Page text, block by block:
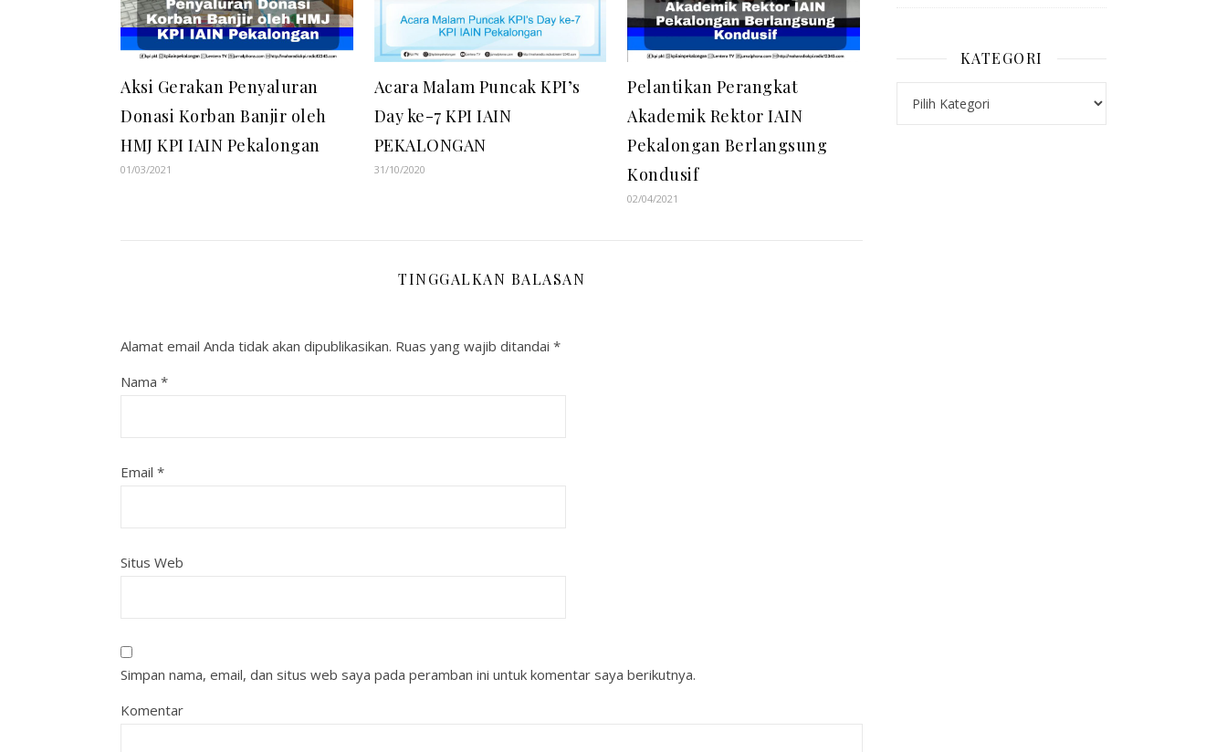
Aksi Gerakan Penyaluran
Donasi Korban Banjir oleh
HMJ KPI IAIN Pekalongan
01/03/2021
Acara Malam Puncak KPI’s
Day ke-7 KPI IAIN
PEKALONGAN
31/10/2020
Pelantikan Perangkat
Akademik Rektor IAIN
Pekalongan Berlangsung
Kondusif
02/04/2021
TINGGALKAN BALASAN
Alamat email Anda tidak akan dipublikasikan. Ruas yang wajib ditandai *
Nama *
Email *
Situs Web
Simpan nama, email, dan situs web saya pada peramban ini untuk komentar saya berikutnya.
Komentar
KATEGORI